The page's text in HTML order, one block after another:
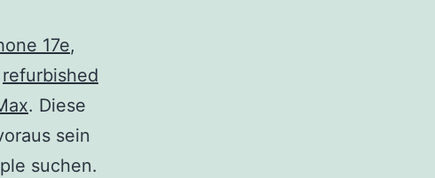
17e,
refurbished
. Diese
sein
suchen.